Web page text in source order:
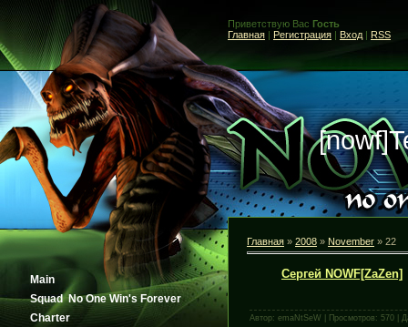
Main
Squad No One Win's Forever
Сharter
Приветствую Вас Гость
Главная | Регистрация | Вход | RSS
Главная » 2008 » November » 22
Сергей NOWF[ZaZen]
Автор: emaNtSeW | Просмотров: 570 |